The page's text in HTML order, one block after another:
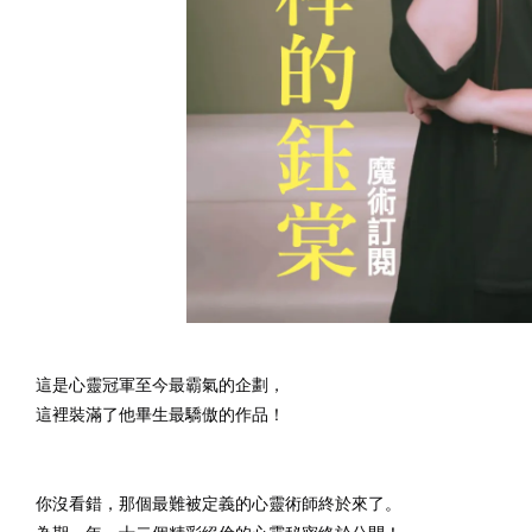
這是心靈冠軍至今最霸氣的企劃，
這裡裝滿了他畢生最驕傲的作品！
你沒看錯，那個最難被定義的心靈術師終於來了。